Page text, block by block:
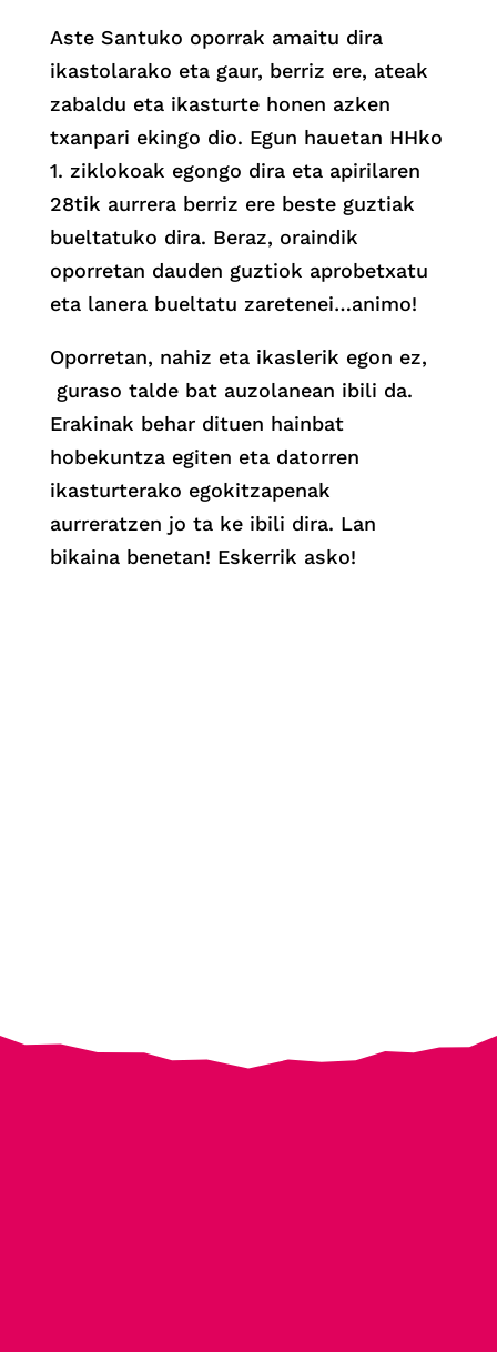
Aste Santuko oporrak amaitu dira
ikastolarako eta gaur, berriz ere, ateak
zabaldu eta ikasturte honen azken
txanpari ekingo dio. Egun hauetan HHko
1. ziklokoak egongo dira eta apirilaren
28tik aurrera berriz ere beste guztiak
bueltatuko dira. Beraz, oraindik
oporretan dauden guztiok aprobetxatu
eta lanera bueltatu zaretenei…animo!
Oporretan, nahiz eta ikaslerik egon ez,
guraso talde bat auzolanean ibili da.
Erakinak behar dituen hainbat
hobekuntza egiten eta datorren
ikasturterako egokitzapenak
aurreratzen jo ta ke ibili dira. Lan
bikaina benetan! Eskerrik asko!